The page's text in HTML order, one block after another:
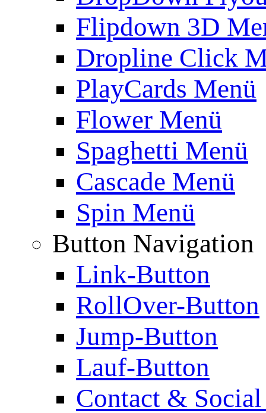
Flipdown 3D
Dropline Click
PlayCards Menü
Flower Menü
Spaghetti Menü
Cascade Menü
Spin Menü
Button Navigation
Link-Button
RollOver-Button
Jump-Button
Lauf-Button
Contact &